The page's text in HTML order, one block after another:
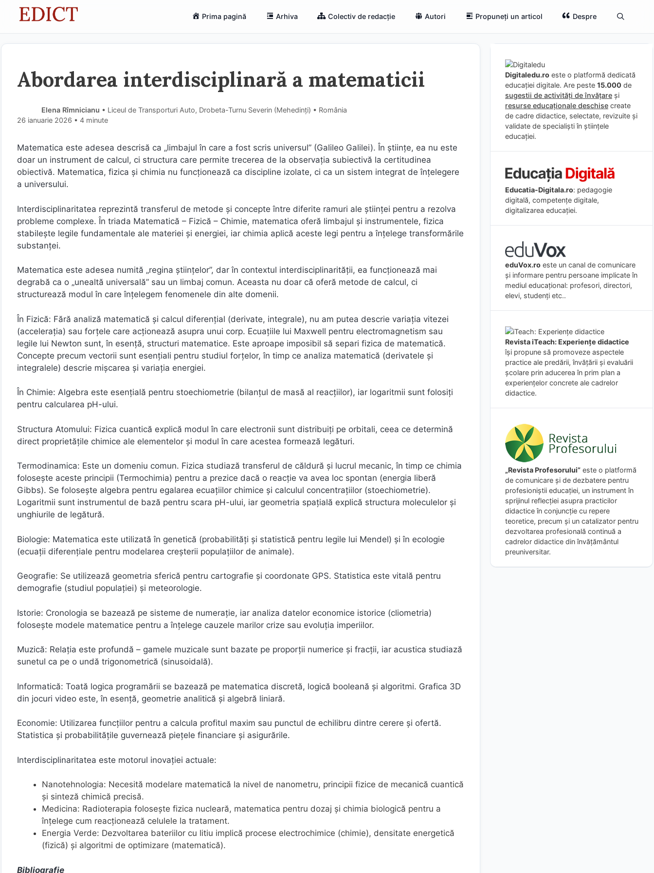
Prima pagină Arhiva Colectiv de redacție Autori Propuneți un articol Despre
Abordarea interdisciplinară a matematicii
Elena Rîmnicianu • Liceul de Transporturi Auto, Drobeta-Turnu Severin (Mehedinţi) • România
26 ianuarie 2026 • 4 minute
Matematica este adesea descrisă ca „limbajul în care a fost scris universul” (Galileo Galilei). În științe, ea nu este
doar un instrument de calcul, ci structura care permite trecerea de la observația subiectivă la certitudinea
obiectivă. Matematica, fizica și chimia nu funcționează ca discipline izolate, ci ca un sistem integrat de înțelegere
a universului.
Interdisciplinaritatea reprezintă transferul de metode și concepte între diferite ramuri ale științei pentru a rezolva
probleme complexe. În triada Matematică – Fizică – Chimie, matematica oferă limbajul și instrumentele, fizica
stabilește legile fundamentale ale materiei și energiei, iar chimia aplică aceste legi pentru a înțelege transformările
substanței.
Matematica este adesea numită „regina științelor”, dar în contextul interdisciplinarității, ea funcționează mai
degrabă ca o „unealtă universală” sau un limbaj comun. Aceasta nu doar că oferă metode de calcul, ci
structurează modul în care înțelegem fenomenele din alte domenii.
În Fizică: Fără analiză matematică și calcul diferențial (derivate, integrale), nu am putea descrie variația vitezei
(accelerația) sau forțele care acționează asupra unui corp. Ecuațiile lui Maxwell pentru electromagnetism sau
legile lui Newton sunt, în esență, structuri matematice. Este aproape imposibil să separi fizica de matematică.
Concepte precum vectorii sunt esențiali pentru studiul forțelor, în timp ce analiza matematică (derivatele și
integralele) descrie mișcarea și variația energiei.
În Chimie: Algebra este esențială pentru stoechiometrie (bilanțul de masă al reacțiilor), iar logaritmii sunt folosiți
pentru calcularea pH-ului.
Structura Atomului: Fizica cuantică explică modul în care electronii sunt distribuiți pe orbitali, ceea ce determină
direct proprietățile chimice ale elementelor și modul în care acestea formează legături.
Termodinamica: Este un domeniu comun. Fizica studiază transferul de căldură și lucrul mecanic, în timp ce chimia
folosește aceste principii (Termochimia) pentru a prezice dacă o reacție va avea loc spontan (energia liberă
Gibbs). Se folosește algebra pentru egalarea ecuațiilor chimice și calculul concentrațiilor (stoechiometrie).
Logaritmii sunt instrumentul de bază pentru scara pH-ului, iar geometria spațială explică structura moleculelor și
unghiurile de legătură.
Biologie: Matematica este utilizată în genetică (probabilități și statistică pentru legile lui Mendel) și în ecologie
(ecuații diferențiale pentru modelarea creșterii populațiilor de animale).
Geografie: Se utilizează geometria sferică pentru cartografie și coordonate GPS. Statistica este vitală pentru
demografie (studiul populației) și meteorologie.
Istorie: Cronologia se bazează pe sisteme de numerație, iar analiza datelor economice istorice (cliometria)
folosește modele matematice pentru a înțelege cauzele marilor crize sau evoluția imperiilor.
Muzică: Relația este profundă – gamele muzicale sunt bazate pe proporții numerice și fracții, iar acustica studiază
sunetul ca pe o undă trigonometrică (sinusoidală).
Informatică: Toată logica programării se bazează pe matematica discretă, logică booleană și algoritmi. Grafica 3D
din jocuri video este, în esență, geometrie analitică și algebră liniară.
Economie: Utilizarea funcțiilor pentru a calcula profitul maxim sau punctul de echilibru dintre cerere și ofertă.
Statistica și probabilitățile guvernează piețele financiare și asigurările.
Interdisciplinaritatea este motorul inovației actuale:
Nanotehnologia: Necesită modelare matematică la nivel de nanometru, principii fizice de mecanică cuantică
și sinteză chimică precisă.
Medicina: Radioterapia folosește fizica nucleară, matematica pentru dozaj și chimia biologică pentru a
înțelege cum reacționează celulele la tratament.
Energia Verde: Dezvoltarea bateriilor cu litiu implică procese electrochimice (chimie), densitate energetică
(fizică) și algoritmi de optimizare (matematică).
Bibliografie
Digitaledu.ro este o platformă dedicată
educației digitale. Are peste 15.000 de
sugestii de activități de învățare și
resurse educaționale deschise create
de cadre didactice, selectate, revizuite și
validate de specialiști în științele
educației.
Educatia-Digitala.ro: pedagogie
digitală, competențe digitale,
digitalizarea educației.
eduVox.ro este un canal de comunicare
și informare pentru persoane implicate în
mediul educațional: profesori, directori,
elevi, studenți etc..
Revista iTeach: Experienţe didactice
îşi propune să promoveze aspectele
practice ale predării, învăţării şi evaluării
şcolare prin aducerea în prim plan a
experienţelor concrete ale cadrelor
didactice.
„Revista Profesorului” este o platformă
de comunicare și de dezbatere pentru
profesioniștii educației, un instrument în
sprijinul reflecției asupra practicilor
didactice în conjuncție cu repere
teoretice, precum și un catalizator pentru
dezvoltarea profesională continuă a
cadrelor didactice din învățământul
preuniversitar.